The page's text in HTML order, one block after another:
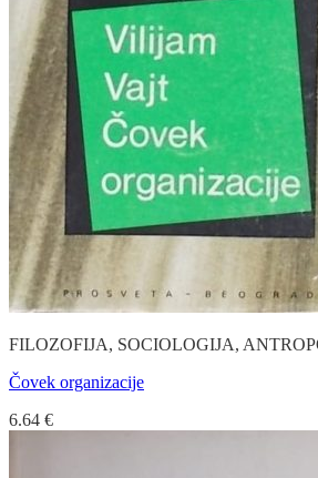
FILOZOFIJA, SOCIOLOGIJA,
Čovek organizacije
6.64 €